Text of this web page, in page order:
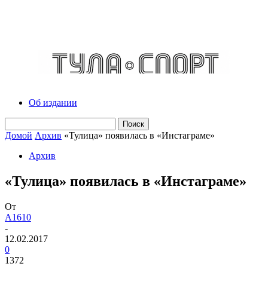
Об издании
Домой Архив «Тулица» появилась в «Инстаграме»
Архив
«Тулица» появилась в «Инстаграме»
От
A1610
-
12.02.2017
0
1372